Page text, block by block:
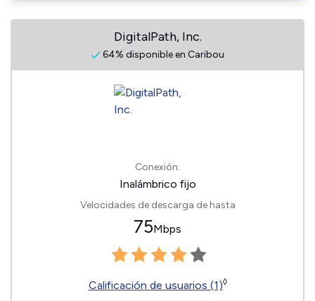
DigitalPath, Inc.
64% disponible en Caribou
Conexión:
Inalámbrico fijo
Velocidades de descarga de hasta
75Mbps
Calificación de usuarios (1)◊